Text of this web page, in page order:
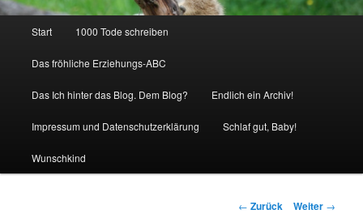
Start 1000 Tode schreiben
Das fröhliche Erziehungs-ABC
Das Ich hinter das Blog. Dem Blog? Endlich ein Archiv!
Impressum und Datenschutzerklärung Schlaf gut, Baby!
Wunschkind
Beitrags-
← Zurück Weiter →